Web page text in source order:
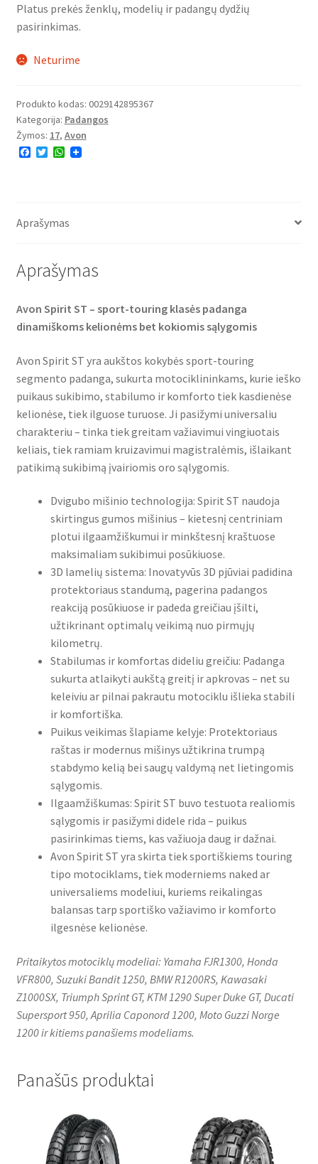
Platus prekės ženklų, modelių ir padangų dydžių
pasirinkimas.
Neturime
Produkto kodas: 0029142895367
Kategorija: Padangos
Žymos: 17, Avon
F
o
k
T
r
W
p
p
Aprašymas
Aprašymas
Avon Spirit ST – sport-touring klasės padanga
dinamiškoms kelionėms bet kokiomis sąlygomis
Avon Spirit ST yra aukštos kokybės sport-touring
segmento padanga, sukurta motociklininkams, kurie ieško
puikaus sukibimo, stabilumo ir komforto tiek kasdienėse
kelionėse, tiek ilguose turuose. Ji pasižymi universaliu
charakteriu – tinka tiek greitam važiavimui vingiuotais
keliais, tiek ramiam kruizavimui magistralėmis, išlaikant
patikimą sukibimą įvairiomis oro sąlygomis.
Dvigubo mišinio technologija: Spirit ST naudoja
skirtingus gumos mišinius – kietesnį centriniam
plotui ilgaamžiškumui ir minkštesnį kraštuose
maksimaliam sukibimui posūkiuose.
3D lamelių sistema: Inovatyvūs 3D pjūviai padidina
protektoriaus standumą, pagerina padangos
reakciją posūkiuose ir padeda greičiau įšilti,
užtikrinant optimalų veikimą nuo pirmųjų
kilometrų.
Stabilumas ir komfortas dideliu greičiu: Padanga
sukurta atlaikyti aukštą greitį ir apkrovas – net su
keleiviu ar pilnai pakrautu motociklu išlieka stabili
ir komfortiška.
Puikus veikimas šlapiame kelyje: Protektoriaus
raštas ir modernus mišinys užtikrina trumpą
stabdymo kelią bei saugų valdymą net lietingomis
sąlygomis.
Ilgaamžiškumas: Spirit ST buvo testuota realiomis
sąlygomis ir pasižymi didele rida – puikus
pasirinkimas tiems, kas važiuoja daug ir dažnai.
Avon Spirit ST yra skirta tiek sportiškiems touring
tipo motociklams, tiek moderniems naked ar
universaliems modeliui, kuriems reikalingas
balansas tarp sportiško važiavimo ir komforto
ilgesnėse kelionėse.
Pritaikytos motociklų modeliai: Yamaha FJR1300, Honda
VFR800, Suzuki Bandit 1250, BMW R1200RS, Kawasaki
Z1000SX, Triumph Sprint GT, KTM 1290 Super Duke GT, Ducati
Supersport 950, Aprilia Caponord 1200, Moto Guzzi Norge
1200 ir kitiems panašiems modeliams.
Panašūs produktai